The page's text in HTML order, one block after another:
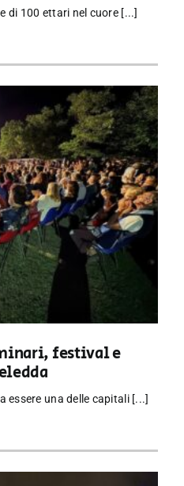
di 100 ettari nel cuore [...]
festival e
essere una delle capitali [...]